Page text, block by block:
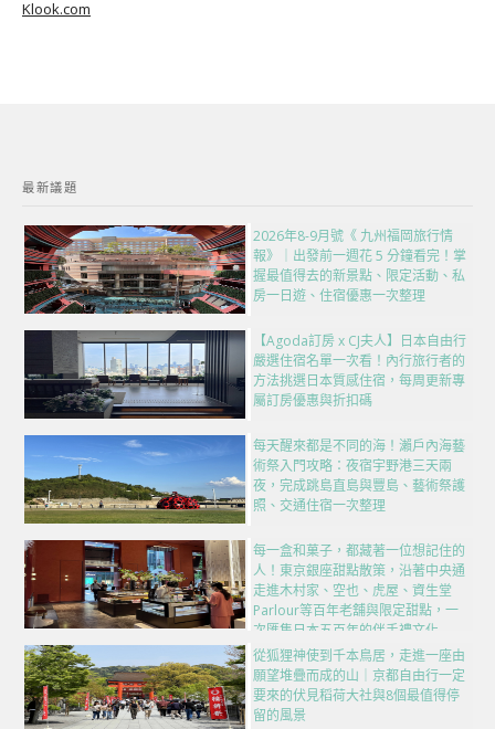
Klook.com
最新議題
2026年8-9月號《 九州福岡旅行情
報》｜出發前一週花 5 分鐘看完！掌
握最值得去的新景點、限定活動、私
房一日遊、住宿優惠一次整理
【Agoda訂房 x CJ夫人】日本自由行
嚴選住宿名單一次看！內行旅行者的
方法挑選日本質感住宿，每周更新專
屬訂房優惠與折扣碼
每天醒來都是不同的海！瀨戶內海藝
術祭入門攻略：夜宿宇野港三天兩
夜，完成跳島直島與豐島、藝術祭護
照、交通住宿一次整理
每一盒和菓子，都藏著一位想記住的
人！東京銀座甜點散策，沿著中央通
走進木村家、空也、虎屋、資生堂
Parlour等百年老舖與限定甜點，一
次匯集日本五百年的伴手禮文化
從狐狸神使到千本鳥居，走進一座由
願望堆疊而成的山｜京都自由行一定
要來的伏見稻荷大社與8個最值得停
留的風景